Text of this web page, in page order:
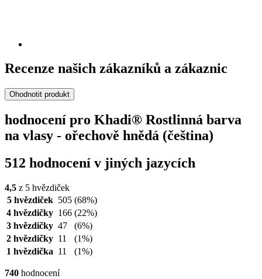
Recenze našich zákazníků a zákaznic
Ohodnotit produkt
hodnocení pro Khadi® Rostlinná barva
na vlasy - ořechově hnědá (čeština)
512 hodnocení v jiných jazycích
4,5 z 5 hvězdiček
5 hvězdiček 505 (68%)
4 hvězdičky 166 (22%)
3 hvězdičky 47
(6%)
2 hvězdičky 11
(1%)
1 hvězdička 11 (1%)
740 hodnocení